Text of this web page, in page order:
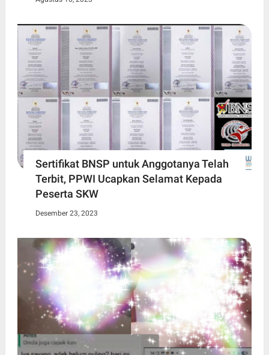
Sertifikat BNSP untuk Anggotanya Telah
Terbit, PPWI Ucapkan Selamat Kepada
Peserta SKW
Desember 23, 2023